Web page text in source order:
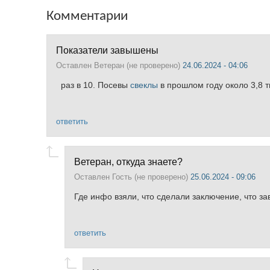
Комментарии
Показатели завышены
Оставлен Ветеран (не проверено) 24.06.2024 - 04:06
раз в 10. Посевы свеклы в прошлом году около 3,8
ответить
Ветеран, откуда знаете?
Оставлен Гость (не проверено) 25.06.2024 - 09:06
Где инфо взяли, что сделали заключение, что
ответить